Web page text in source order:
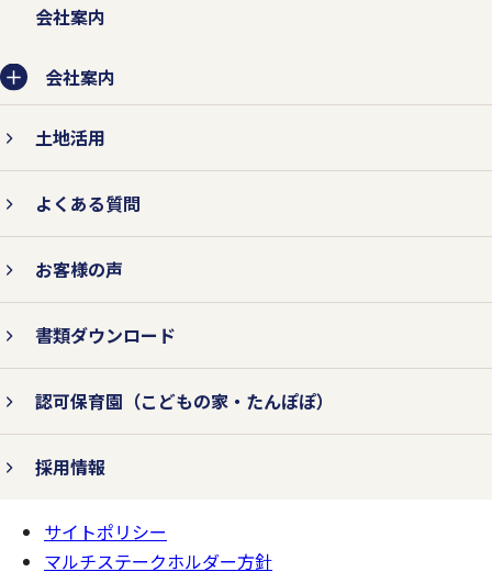
会社案内
会社案内
土地活用
よくある質問
お客様の声
書類ダウンロード
認可保育園 （こどもの家・たんぽぽ）
採用情報
ページの
一番上へ
サイトポリシー
マルチステークホルダー方針